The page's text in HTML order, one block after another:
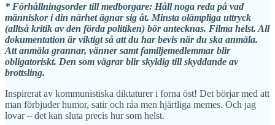
* Förhållningsorder till medborgare: Håll noga reda på vad
människor i din närhet ägnar sig åt. Minsta olämpliga uttryck
(alltså kritik av den förda politiken) bör antecknas. Filma helst. All
dokumentation är viktigt så att du har bevis när du ska anmäla.
Att anmäla grannar, vänner samt familjemedlemmar blir
obligatoriskt. Den som vägrar blir skyldig till skyddande av
brottsling.
Inspirerat av kommunistiska diktaturer i forna öst! Det börjar med att
man förbjuder humor, satir och råa men hjärtliga memes. Och jag
lovar – det kan sluta precis hur som helst.